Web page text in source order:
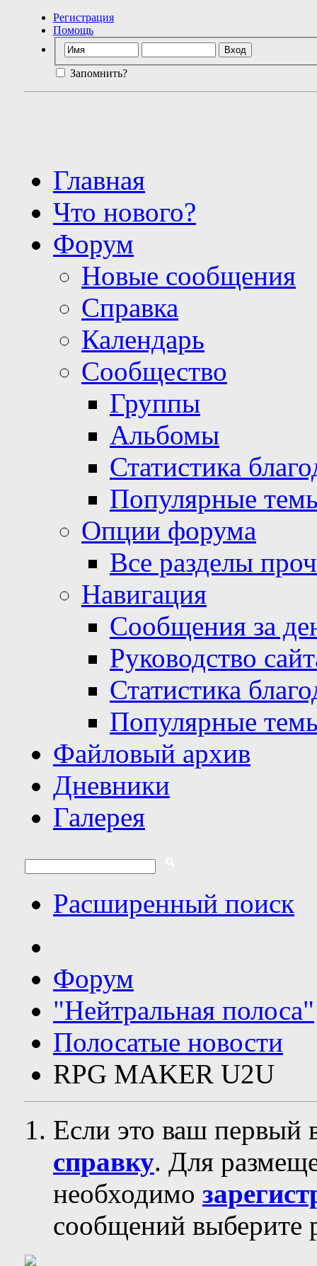
Регистрация
Помощь
Запомнить?
Главная
Что нового?
Форум
Новые сообщения
Справка
Календарь
Сообщество
Группы
Альбомы
Статистика
Популярные
Опции форума
Все разделы
Навигация
Сообщения за
Руководство
Статистика
Популярные
Файловый архив
Дневники
Галерея
Расширенный поиск
Форум
"Нейтральная полоса"
Полосатые новости
RPG MAKER U2U
Если это ваш первый
справку. Для
необходимо
сообщений выберите